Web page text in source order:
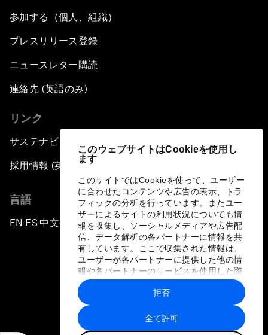
このウェブサイトはCookieを使用し
ます
このサイトではCookieを使って、ユーザー
に合わせたコンテンツや広告の表示、トラ
フィックの分析を行っています。またユー
ザーによるサイトの利用状況についても情
報を収集し、ソーシャルメディアや広告配
信、データ解析の各パートナーに情報を共
有しています。ここで収集された情報は、
ユーザーが各パートナーに提供した他の情
報や各パートナーのサービスを使用した際
に収集された情報と組み合わされ、各パー
トナーによって使用されることがありま
す。
全て許可
拒否
参加する（個人、組織）
プレスリリース登録
ニュースレター購読
連絡先 (英語のみ)
リンク
サステナビリティへの取り組み
採用情報 (英語のみ)
言語
EN ▪ES▪中文▪ 日本語
プライバシーポリシーと利用規約
サイトマップ